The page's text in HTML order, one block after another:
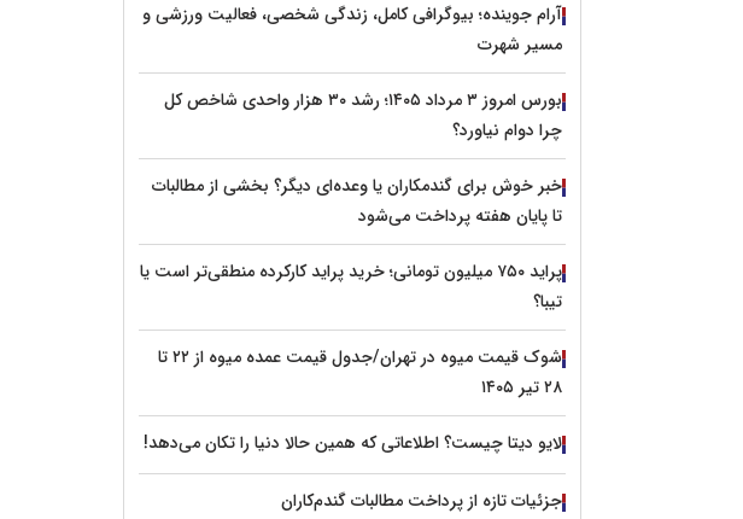
آرام جوینده؛ بیوگرافی کامل، زندگی شخصی، فعالیت ورزشی و
مسیر شهرت
بورس امروز ۳ مرداد ۱۴۰۵؛ رشد ۳۰ هزار واحدی شاخص کل
چرا دوام نیاورد؟
خبر خوش برای گندمکاران یا وعده‌ای دیگر؟ بخشی از مطالبات
تا پایان هفته پرداخت می‌شود
پراید ۷۵۰ میلیون تومانی؛ خرید پراید کارکرده منطقی‌تر است یا
تیبا؟
شوک قیمت میوه در تهران/جدول قیمت عمده میوه از ۲۲ تا
۲۸ تیر ۱۴۰۵
لایو دیتا چیست؟ اطلاعاتی که همین حالا دنیا را تکان می‌دهد!
جزئیات تازه از پرداخت مطالبات گندم‌کاران